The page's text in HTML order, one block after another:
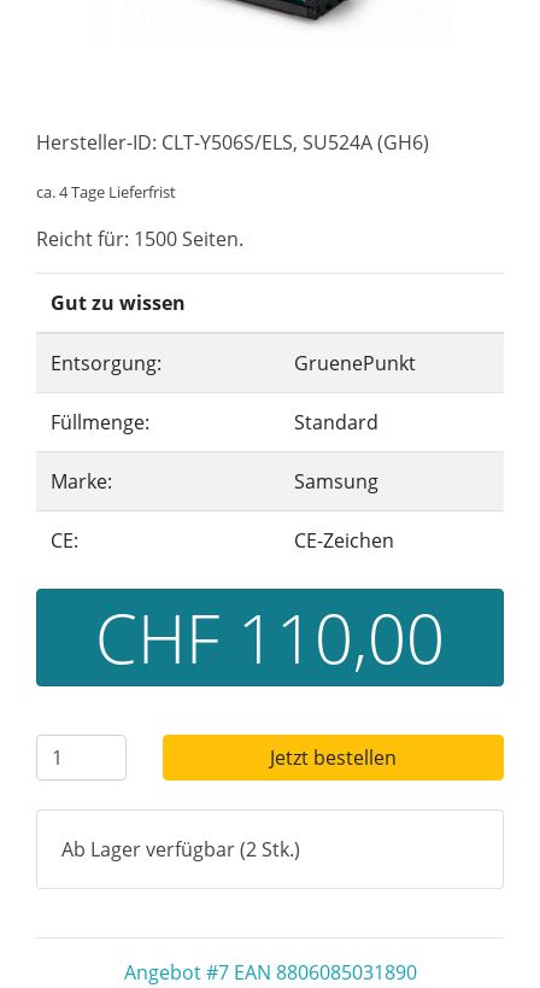
Hersteller-ID: CLT-Y506S/ELS, SU524A (GH6)
ca. 4 Tage Lieferfrist
Reicht für: 1500 Seiten.
Gut zu wissen
Entsorgung: GruenePunkt
Füllmenge: Standard
Marke: Samsung
CE: CE-Zeichen
CHF 110,00
Jetzt bestellen
Ab Lager verfügbar (2 Stk.)
Angebot #7 EAN 8806085031890